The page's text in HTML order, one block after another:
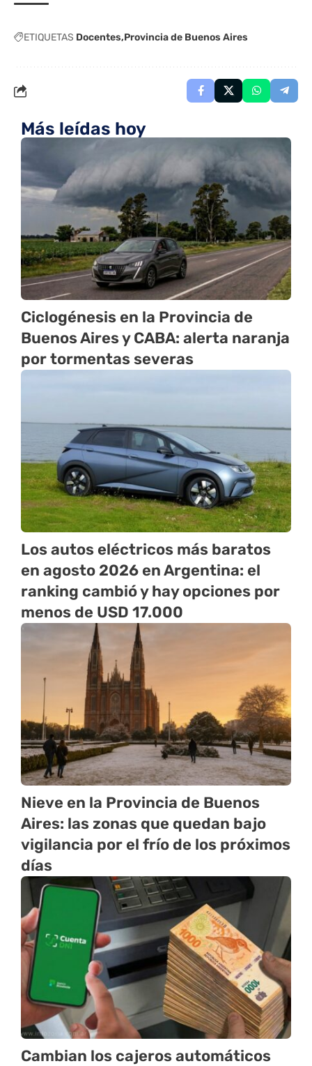
ETIQUETAS Docentes Provincia de Buenos Aires
Más leídas hoy
Ciclogénesis en la Provincia de
Buenos Aires y CABA: alerta naranja
por tormentas severas
Los autos eléctricos más baratos
en agosto 2026 en Argentina: el
ranking cambió y hay opciones por
menos de USD 17.000
Nieve en la Provincia de Buenos
Aires: las zonas que quedan bajo
vigilancia por el frío de los próximos
días
Cambian los cajeros automáticos